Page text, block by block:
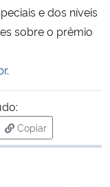
e dos níveis
sobre o prêmio
.
Copiar
para área de